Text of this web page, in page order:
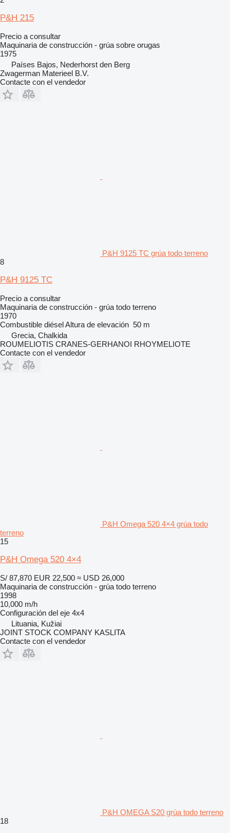
P&H 215
Precio a consultar
Maquinaria de construcción - grúa sobre orugas
1975
Países Bajos, Nederhorst den Berg
Zwagerman Materieel B.V.
Contacte con el vendedor
P&H 9125 TC grúa todo terreno
8
P&H 9125 TC
Precio a consultar
Maquinaria de construcción - grúa todo terreno
1970
Combustible diéselAltura de elevación 50 m
Grecia, Chalkida
ROUMELIOTIS CRANES-GERHANOI RHOYMELIOTE
Contacte con el vendedor
P&H Omega 520 4×4 grúa todo
terreno
15
P&H Omega 520 4×4
S/ 87,870 EUR 22,500 ≈ USD 26,000
Maquinaria de construcción - grúa todo terreno
1998
10,000 m/h
Configuración del eje 4x4
Lituania, Kužiai
JOINT STOCK COMPANY KASLITA
Contacte con el vendedor
P&H OMEGA S20 grúa todo terreno
18